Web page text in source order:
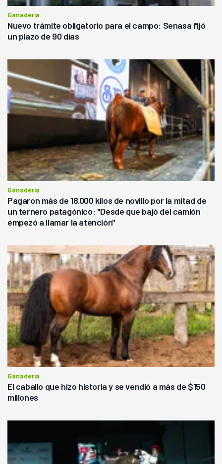
Ganadería
Nuevo trámite obligatorio para el campo: Senasa fijó
un plazo de 90 días
Ganadería
Pagaron más de 18.000 kilos de novillo por la mitad de
un ternero patagónico: "Desde que bajó del camión
empezó a llamar la atención"
Ganadería
El caballo que hizo historia y se vendió a más de $150
millones